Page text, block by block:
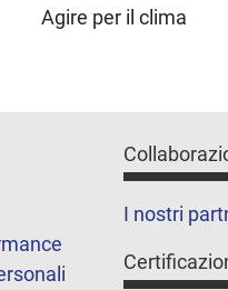
Agire per il clima
I nostri